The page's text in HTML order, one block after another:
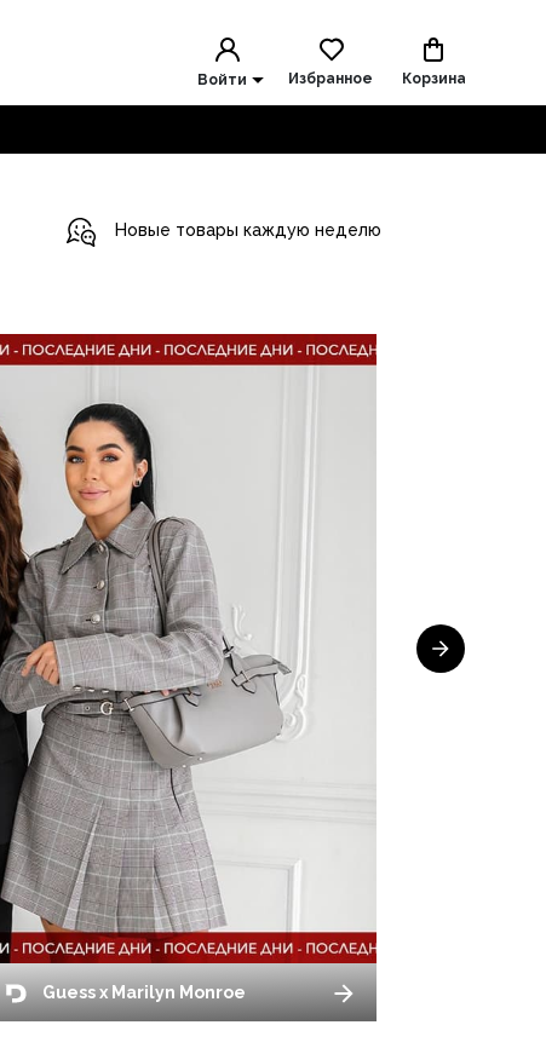
Войти Избранное Корзина
Новые товары каждую неделю
Guess x Marilyn Monroe